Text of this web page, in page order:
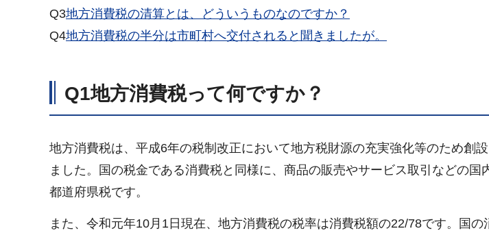
Q3地方消費税の清算とは、どういうものなのですか？
Q4地方消費税の半分は市町村へ交付されると聞きましたが。
Q1地方消費税って何ですか？
地方消費税は、平成6年の税制改正において地方税財源の充実強化等のため創
ました。国の税金である消費税と同様に、商品の販売やサービス取引などの国
都道府県税です。
また、令和元年10月1日現在、地方消費税の税率は消費税額の22/78です。国